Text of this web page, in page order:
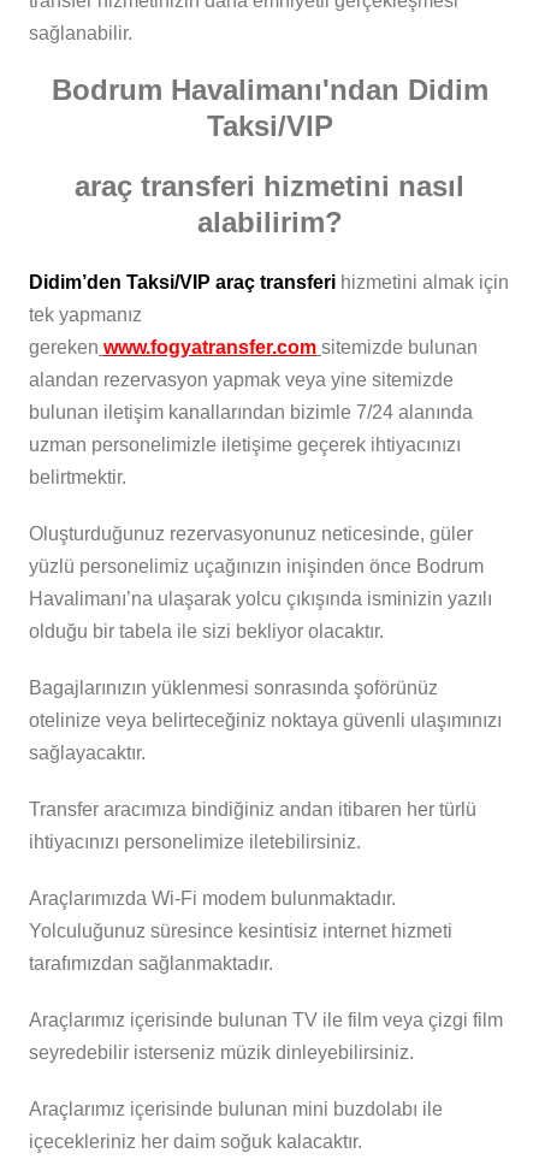
sağlanabilir.
Bodrum Havalimanı'ndan Didim
Taksi/VIP
araç transferi hizmetini nasıl
alabilirim?
Didim’den Taksi/VIP araç transferi hizmetini almak için
tek yapmanız
gereken www.fogyatransfer.com sitemizde bulunan
alandan rezervasyon yapmak veya yine sitemizde
bulunan iletişim kanallarından bizimle 7/24 alanında
uzman personelimizle iletişime geçerek ihtiyacınızı
belirtmektir.
Oluşturduğunuz rezervasyonunuz neticesinde, güler
yüzlü personelimiz uçağınızın inişinden önce Bodrum
Havalimanı’na ulaşarak yolcu çıkışında isminizin yazılı
olduğu bir tabela ile sizi bekliyor olacaktır.
Bagajlarınızın yüklenmesi sonrasında şoförünüz
otelinize veya belirteceğiniz noktaya güvenli ulaşımınızı
sağlayacaktır.
Transfer aracımıza bindiğiniz andan itibaren her türlü
ihtiyacınızı personelimize iletebilirsiniz.
Araçlarımızda Wi-Fi modem bulunmaktadır.
Yolculuğunuz süresince kesintisiz internet hizmeti
tarafımızdan sağlanmaktadır.
Araçlarımız içerisinde bulunan TV ile film veya çizgi film
seyredebilir isterseniz müzik dinleyebilirsiniz.
Araçlarımız içerisinde bulunan mini buzdolabı ile
içecekleriniz her daim soğuk kalacaktır.